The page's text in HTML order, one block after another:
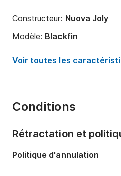
Constructeur: Nuova Joly
Modèle: Blackfin
Puissance moteur:
300cv
Capacité à bord:
Voir toutes les
Conditions
Rétractation et
Politique d'annulation